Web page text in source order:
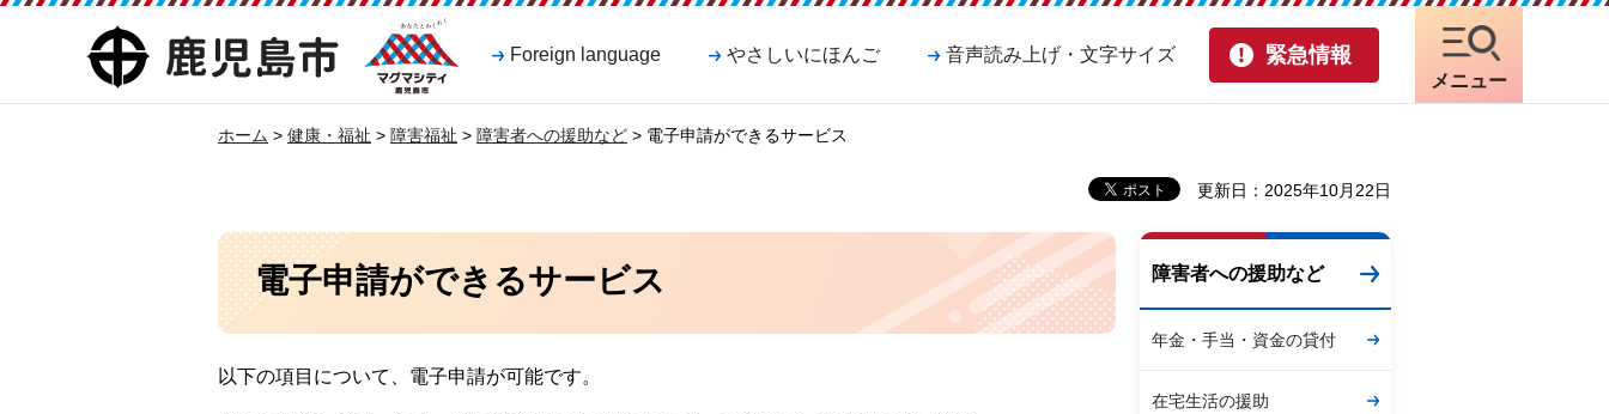
鹿児島市
マグマシティ
鹿児島市
Foreign language やさしいにほんご 音声読み上げ・文字サイズ 緊急情報
メニュー
ホーム > 健康・福祉 > 障害福祉 > 障害者への援助など > 電子申請ができるサービス
更新日：2025年10月22日
電子申請ができるサービス
以下の項目について、電子申請が可能です。
障害者への援助など
年金・手当・資金の貸付
在宅生活の援助